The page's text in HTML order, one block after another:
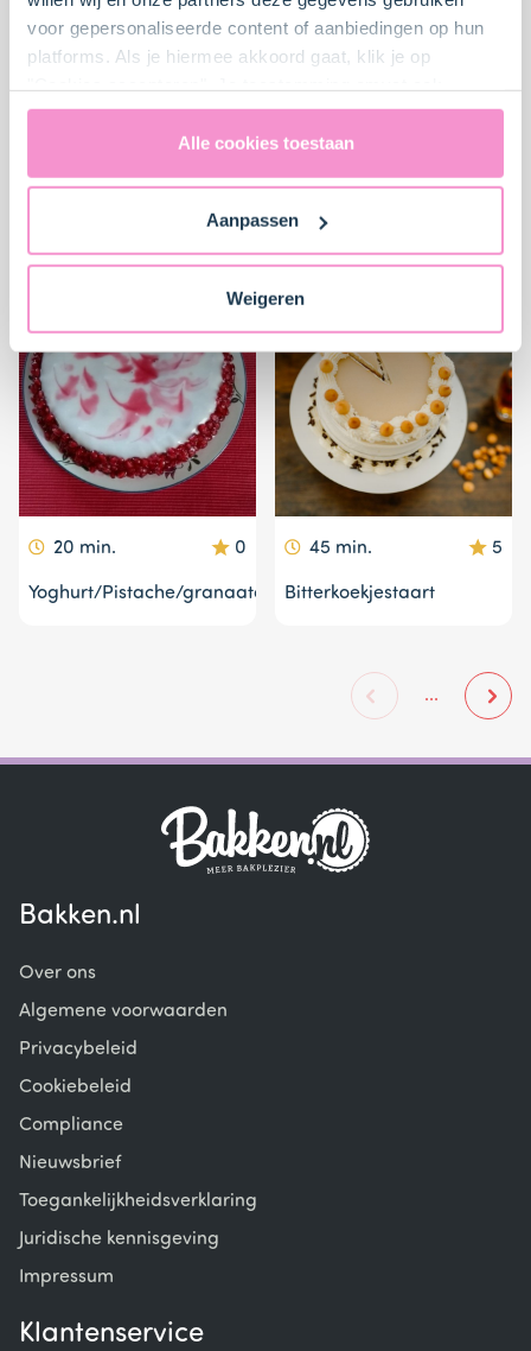
voor gepersonaliseerde content of aanbiedingen op hun
platforms. Als je hiermee akkoord gaat, klik je op
uitdrukkelijk een eventuele gegevensoverdracht naar de
Verenigde Staten in de zin van artikel 49 AVG. Raadpleeg
ons
naar technology providers en partners in de Verenigde
Staten. Je kunt op elk moment van gedachten
Alle cookies toestaan
Aanpassen
Weigeren
0
Beequip's Rotterdams
Havenwater Cheesecake
30 min.
Bokkenpootjestaart met
advocaat
20 min. 0
Yoghurt/Pistache/granaatappeltaart
45 min. 5
Bitterkoekjestaart
...
Bakken.nl
Over ons
Algemene voorwaarden
Privacybeleid
Cookiebeleid
Compliance
Nieuwsbrief
Toegankelijkheidsverklaring
Juridische kennisgeving
Impressum
Klantenservice